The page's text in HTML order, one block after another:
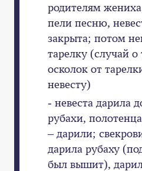
родителям
пели песню,
закрыта; потом
тарелку (случай о
осколок от
невесту)
- невеста дарила
рубахи,
– дарили;
дарила рубаху
был вышит),